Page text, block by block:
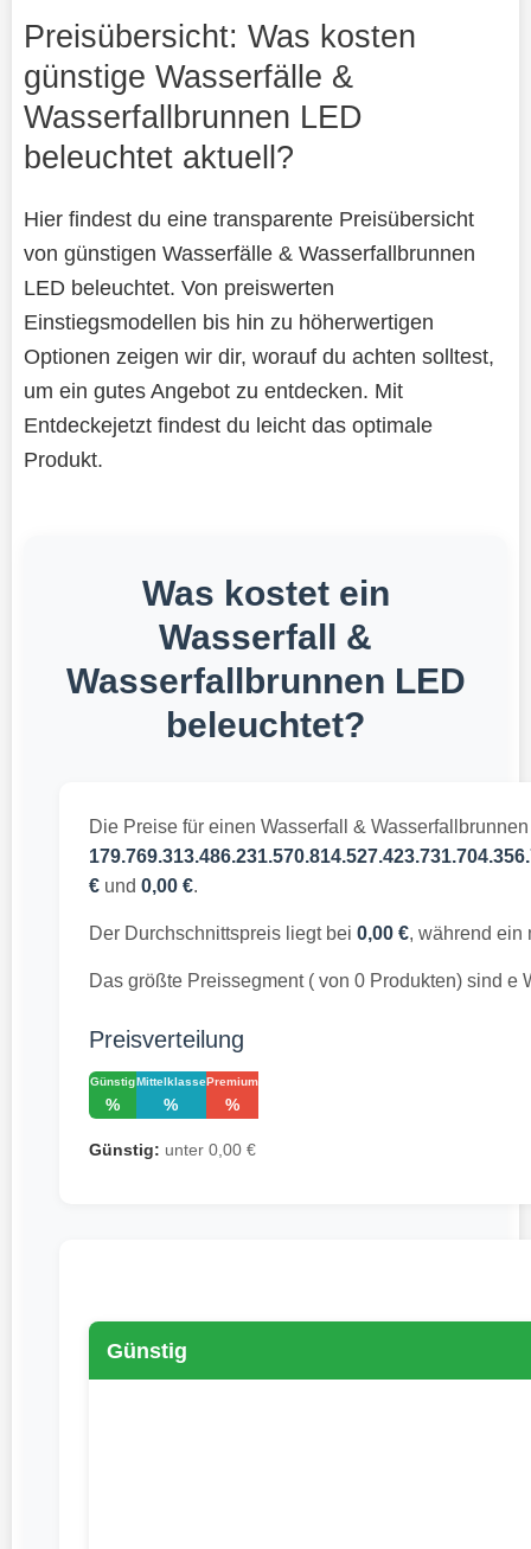
Preisübersicht: Was kosten
günstige Wasserfälle &
Wasserfallbrunnen LED
beleuchtet aktuell?
Hier findest du eine transparente Preisübersicht
von günstigen Wasserfälle & Wasserfallbrunnen
LED beleuchtet. Von preiswerten
Einstiegsmodellen bis hin zu höherwertigen
Optionen zeigen wir dir, worauf du achten solltest,
um ein gutes Angebot zu entdecken. Mit
Entdeckejetzt findest du leicht das optimale
Produkt.
Was kostet ein
Wasserfall &
Wasserfallbrunnen LED
beleuchtet?
Die Preise für einen Wasserfall &
€und 0,00 €.
Der Durchschnittspreis liegt bei 0,00 €, während ein
Das größte Preissegment ( von 0 Produkten) sind
Preisverteilung
Günstig
%
Mittelklasse
%
Premium
%
Günstig: unter 0,00 €
Günstig